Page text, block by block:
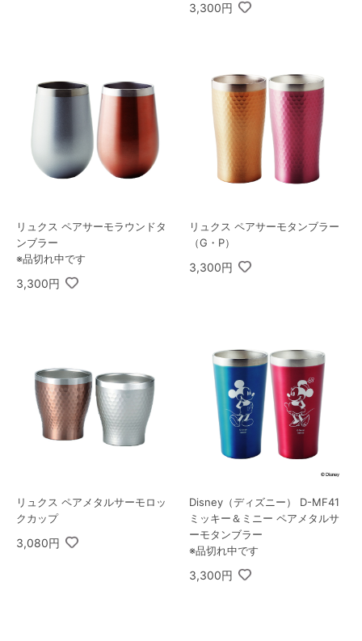
3,300円
リュクス ペアサーモラウンドタ
ンブラー
※品切れ中です
3,300円
リュクス ペアサーモタンブラー
（G・P）
3,300円
リュクス ペアメタルサーモロッ
クカップ
3,080円
Disney（ディズニー） D-MF41
ミッキー＆ミニー ペアメタルサ
ーモタンブラー
※品切れ中です
3,300円